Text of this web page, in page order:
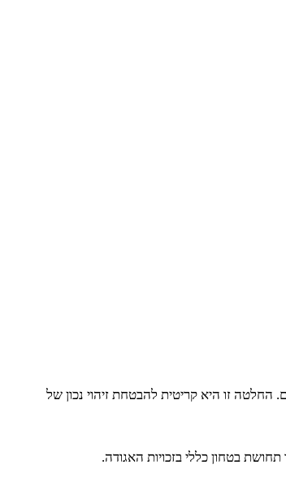
החלטה זו היא קריטית להבטחת זיהוי נכון של
בטחון כללי בזכויות האגודה.